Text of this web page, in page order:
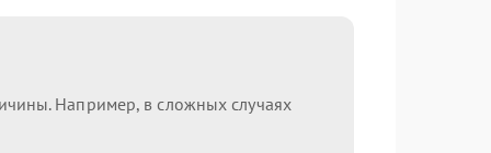
Например, в сложных случаях